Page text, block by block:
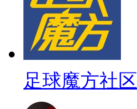
足球魔方社区